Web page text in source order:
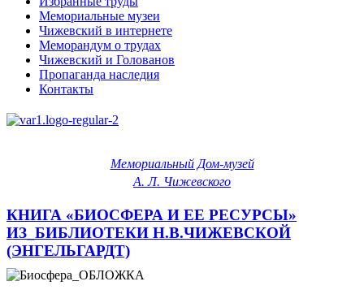
Мемориальные музеи
Чижевский в интернете
Меморандум о трудах
Чижевский и Голованов
Пропаганда наследия
Контакты
Мемориальный Дом-музей
А. Л. Чижевского
КНИГА «БИОСФЕРА И ЕЕ РЕСУРСЫ»
ИЗ_БИБЛИОТЕКИ Н.В.ЧИЖЕВСКОЙ
(ЭНГЕЛЬГАРДТ)